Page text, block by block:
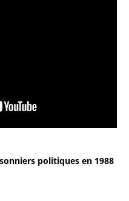
politiques en 1988